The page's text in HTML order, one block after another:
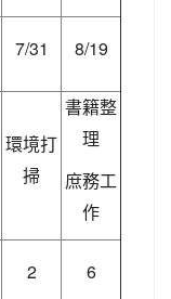
7/31 8/19
環境打
掃
書籍整
理
庶務工
作
2 6